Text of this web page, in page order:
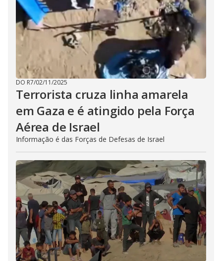
DO R7/02/11/2025
Terrorista cruza linha amarela
em Gaza e é atingido pela Força
Aérea de Israel
Informação é das Forças de Defesas de Israel